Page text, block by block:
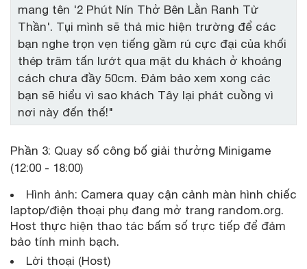
mang tên '2 Phút Nín Thở Bên Lằn Ranh Tử
Thần'. Tụi mình sẽ thả mic hiện trường để các
bạn nghe trọn vẹn tiếng gầm rú cực đại của khối
thép trăm tấn lướt qua mặt du khách ở khoảng
cách chưa đầy 50cm. Đảm bảo xem xong các
bạn sẽ hiểu vì sao khách Tây lại phát cuồng vì
nơi này đến thế!"
Phần 3: Quay số công bố giải thưởng Minigame
(12:00 - 18:00)
Hình ảnh: Camera quay cận cảnh màn hình chiếc
laptop/điện thoại phụ đang mở trang random.org.
Host thực hiện thao tác bấm số trực tiếp để đảm
bảo tính minh bạch.
Lời thoại (Host)